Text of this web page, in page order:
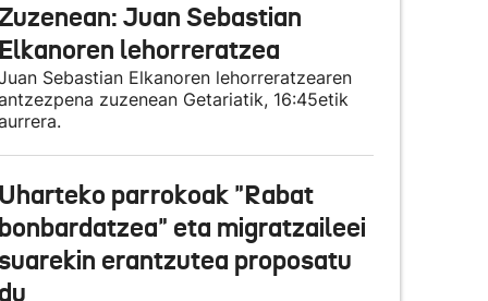
Juan Sebastian
lehorreratzea
Sebastian Elkanoren lehorreratzearen
zuzenean Getariatik, 16:45etik
parrokoak "Rabat
eta migratzaileei
erantzutea proposatu